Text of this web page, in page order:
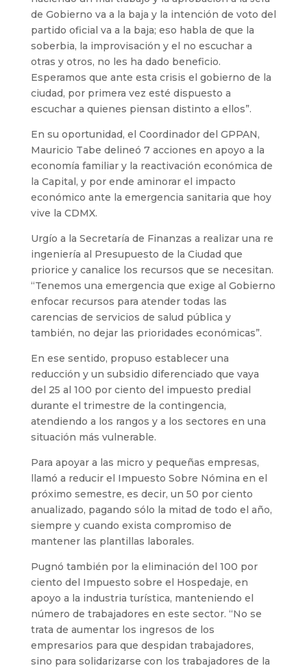
de Gobierno va a la baja y la intención de voto del
partido oficial va a la baja; eso habla de que la
soberbia, la improvisación y el no escuchar a
otras y otros, no les ha dado beneficio.
Esperamos que ante esta crisis el gobierno de la
ciudad, por primera vez esté dispuesto a
escuchar a quienes piensan distinto a ellos”.
En su oportunidad, el Coordinador del GPPAN,
Mauricio Tabe delineó 7 acciones en apoyo a la
economía familiar y la reactivación económica de
la Capital, y por ende aminorar el impacto
económico ante la emergencia sanitaria que hoy
vive la CDMX.
Urgío a la Secretaría de Finanzas a realizar una re
ingeniería al Presupuesto de la Ciudad que
priorice y canalice los recursos que se necesitan.
“Tenemos una emergencia que exige al Gobierno
enfocar recursos para atender todas las
carencias de servicios de salud pública y
también, no dejar las prioridades económicas”.
En ese sentido, propuso establecer una
reducción y un subsidio diferenciado que vaya
del 25 al 100 por ciento del impuesto predial
durante el trimestre de la contingencia,
atendiendo a los rangos y a los sectores en una
situación más vulnerable.
Para apoyar a las micro y pequeñas empresas,
llamó a reducir el Impuesto Sobre Nómina en el
próximo semestre, es decir, un 50 por ciento
anualizado, pagando sólo la mitad de todo el año,
siempre y cuando exista compromiso de
mantener las plantillas laborales.
Pugnó también por la eliminación del 100 por
ciento del Impuesto sobre el Hospedaje, en
apoyo a la industria turística, manteniendo el
número de trabajadores en este sector. “No se
trata de aumentar los ingresos de los
empresarios para que despidan trabajadores,
sino para solidarizarse con los trabajadores de la